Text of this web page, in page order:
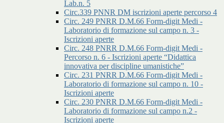
Lab.n. 5
Circ.339 PNNR DM iscrizioni aperte percorso 4
Circ. 249 PNRR D.M.66 Form-digit Medi -
Laboratorio di formazione sul campo n. 3 -
Iscrizioni aperte
Circ. 248 PNRR D.M.66 Form-digit Medi -
Percorso n. 6 - Iscrizioni aperte “Didattica
innovativa per discipline umanistiche”
Circ. 231 PNRR D.M.66 Form-digit Medi -
Laboratorio di formazione sul campo n. 10 -
Iscrizioni aperte
Circ. 230 PNRR D.M.66 Form-digit Medi -
Laboratorio di formazione sul campo n.2 -
Iscrizioni aperte